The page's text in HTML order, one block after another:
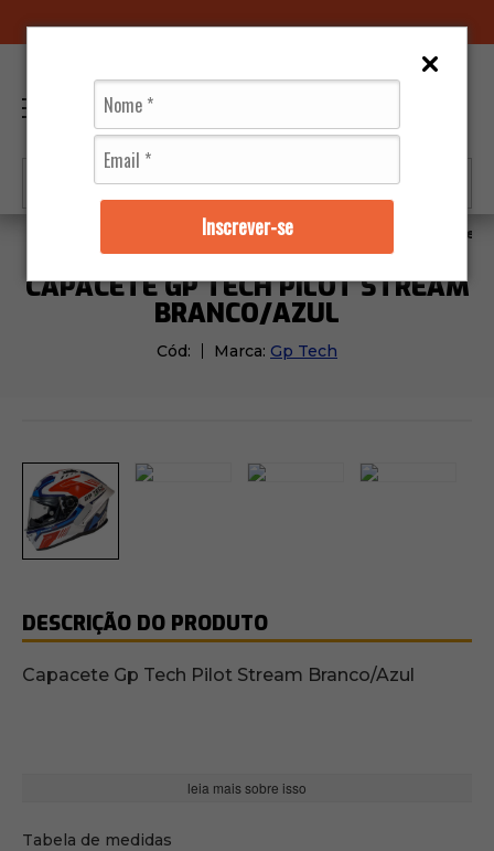
Inscrever-se
Gp Tech Capacete Gp Tech Pilot
CAPACETE GP TECH PILOT STREAM
BRANCO/AZUL
Cód: Marca: Gp Tech
DESCRIÇÃO DO PRODUTO
Capacete Gp Tech Pilot Stream Branco/Azul
leia mais sobre isso
Tabela de medidas